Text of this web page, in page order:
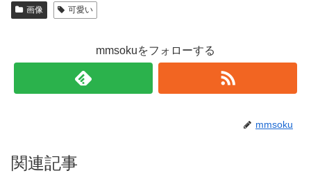
画像 可愛い
mmsokuをフォローする
mmsoku
関連記事